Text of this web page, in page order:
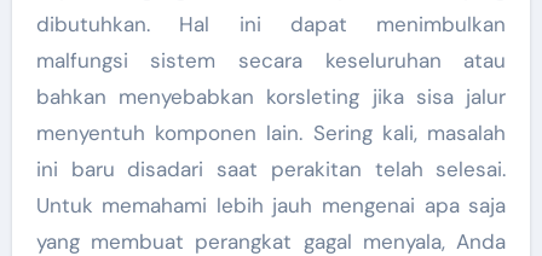
dibutuhkan. Hal ini dapat menimbulkan
malfungsi sistem secara keseluruhan atau
bahkan menyebabkan korsleting jika sisa jalur
menyentuh komponen lain. Sering kali, masalah
ini baru disadari saat perakitan telah selesai.
Untuk memahami lebih jauh mengenai apa saja
yang membuat perangkat gagal menyala, Anda